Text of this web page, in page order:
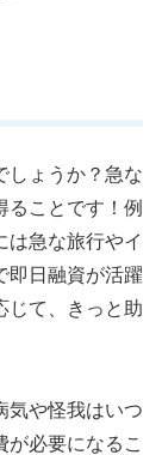
しょうか？急な
ることです！例
は急な旅行やイ
即日融資が活躍
じて、きっと助
気や怪我はいつ
必要になるこ